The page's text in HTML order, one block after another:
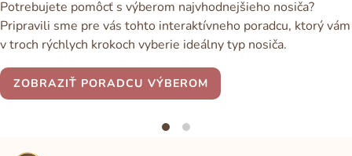
Potrebujete pomôcť s výberom najvhodnejšieho nosiča?
Pripravili sme pre vás tohto interaktívneho poradcu, ktorý vám
v troch rýchlych krokoch vyberie ideálny typ nosiča.
ZOBRAZIŤ PORADCU VÝBEROM